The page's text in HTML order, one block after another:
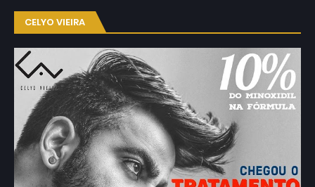
CELYO VIEIRA